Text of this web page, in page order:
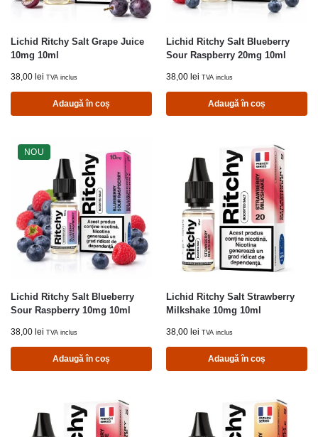
Lichid Ritchy Salt Grape Juice
10mg 10ml
38,00 lei TVA inclus
Adaugă în coș
Lichid Ritchy Salt Blueberry
Sour Raspberry 20mg 10ml
38,00 lei TVA inclus
Adaugă în coș
NOU
Lichid Ritchy Salt Blueberry
Sour Raspberry 10mg 10ml
38,00 lei TVA inclus
Adaugă în coș
Lichid Ritchy Salt Strawberry
Milkshake 10mg 10ml
38,00 lei TVA inclus
Adaugă în coș